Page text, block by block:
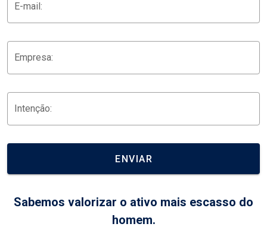
E-mail:
Empresa:
Intenção:
ENVIAR
Sabemos valorizar o ativo mais escasso do
homem.